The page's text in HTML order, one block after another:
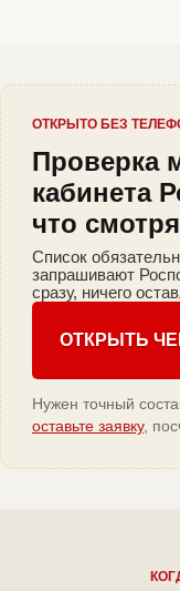
ОТКРЫТО БЕЗ
Проверка
кабинета
что
Список
запрашивают
сразу, ничего
ОТКРЫТЬ
Нужен точный
оставьте заявку,